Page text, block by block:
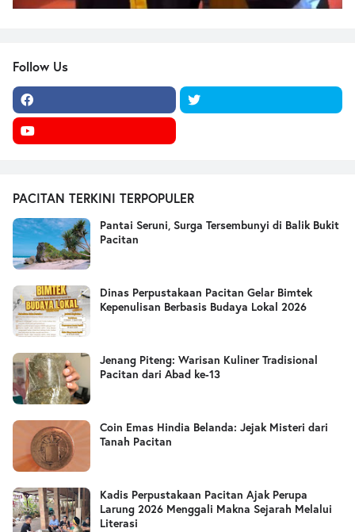
Follow Us
PACITAN TERKINI TERPOPULER
Pantai Seruni, Surga Tersembunyi di Balik Bukit
Pacitan
Dinas Perpustakaan Pacitan Gelar Bimtek
Kepenulisan Berbasis Budaya Lokal 2026
Jenang Piteng: Warisan Kuliner Tradisional
Pacitan dari Abad ke-13
Coin Emas Hindia Belanda: Jejak Misteri dari
Tanah Pacitan
Kadis Perpustakaan Pacitan Ajak Perupa
Larung 2026 Menggali Makna Sejarah Melalui
Literasi